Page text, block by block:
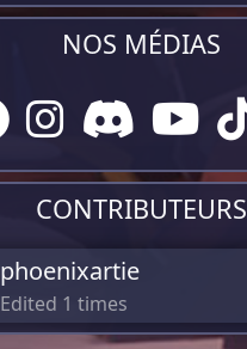
NOS MÉDIAS
CONTRIBUTEURS
phoenixartie
Edited 1 times